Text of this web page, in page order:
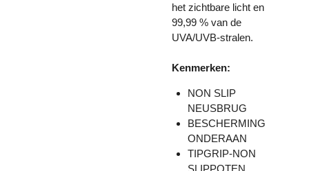
het zichtbare licht en
99,99 % van de
UVA/UVB-stralen.
Kenmerken:
NON SLIP
NEUSBRUG
BESCHERMING
ONDERAAN
TIPGRIP-NON
SLIPPOTEN